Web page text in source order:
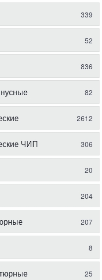
339
52
836
82
2612
ЧИП 306
20
204
207
8
25